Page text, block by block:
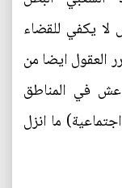
لا يكفي للقضاء
العقول ايضا من
في المناطق
ما انزل